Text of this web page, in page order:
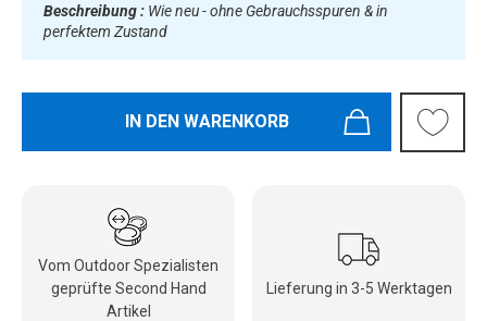
Beschreibung : Wie neu - ohne Gebrauchsspuren & in
perfektem Zustand
IN DEN WARENKORB
Vom Outdoor Spezialisten
geprüfte Second Hand
Artikel
Lieferung in 3-5 Werktagen